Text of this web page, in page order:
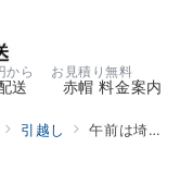
から お見積り無料
送 赤帽 料金案内
引越し 午前は埼玉、午後からは神奈川です